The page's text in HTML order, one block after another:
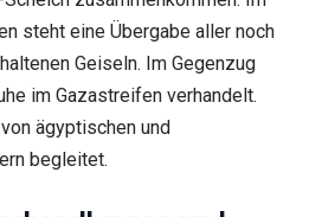
steht eine Übergabe aller noch
Geiseln. Im Gegenzug
im Gazastreifen verhandelt.
ägyptischen und
begleitet.